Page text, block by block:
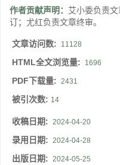
作者贡献声明： 艾小委负责
订；尤红负责文章终审。
文章访问数: 11128
HTML全文浏览量: 1696
PDF下载量: 2431
被引次数: 14
收稿日期: 2024-04-20
录用日期: 2024-04-28
出版日期: 2024-05-25